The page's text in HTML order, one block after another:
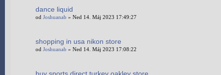
dance liquid
od Joshuanab » Ned 14. Máj 2023 17:49:27
shopping in usa nikon store
od Joshuanab » Ned 14. Máj 2023 17:08:22